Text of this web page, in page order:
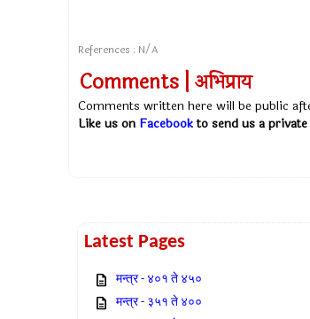
References : N/A
Comments | अभिप्राय
Comments written here will be public
Like us on Facebookto send us a
Latest Pages
मन्त्र - ४०१ ते ४५०
मन्त्र - ३५१ ते ४००